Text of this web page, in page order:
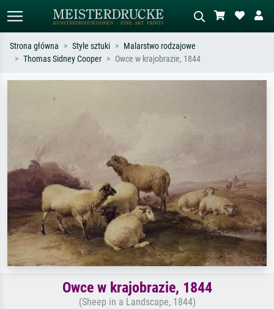
Monet, Gwiaździsta noc,
Opisz scenę – np. zielona łąka,
Strona główna Style sztuki
Malarstwo rodzajowe
Thomas Sidney Cooper
Owce w krajobrazie, 1844
Owce w krajobrazie, 1844
(Sheep in a Landscape, 1844)